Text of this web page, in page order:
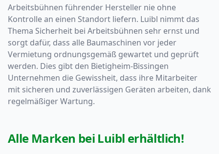
Arbeitsbühnen führender Hersteller nie ohne
Kontrolle an einen Standort liefern. Luibl nimmt das
Thema Sicherheit bei Arbeitsbühnen sehr ernst und
sorgt dafür, dass alle Baumaschinen vor jeder
Vermietung ordnungsgemäß gewartet und geprüft
werden. Dies gibt den Bietigheim-Bissingen
Unternehmen die Gewissheit, dass ihre Mitarbeiter
mit sicheren und zuverlässigen Geräten arbeiten, dank
regelmäßiger Wartung.
Alle Marken bei Luibl erhältlich!